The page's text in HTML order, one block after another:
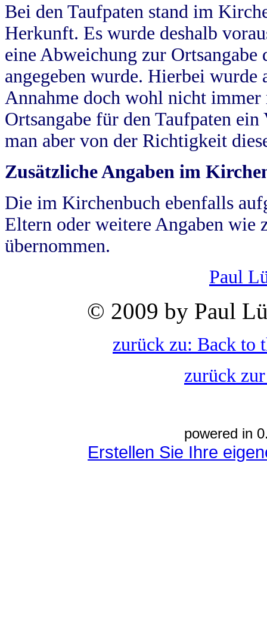
Bei den Taufpaten stand im
Herkunft. Es wurde deshalb
eine Abweichung zur
angegeben wurde. Hierbei wurde
Annahme doch wohl nicht
Ortsangabe für den Taufpaten
man aber von der Richtigkeit
Zusätzliche Angaben im
Die im Kirchenbuch ebenfalls
Eltern oder weitere Angaben wie
übernommen.
Paul
© 2009 by Paul
zurück zu: Back to
zurück
powered in
Erstellen Sie Ihre